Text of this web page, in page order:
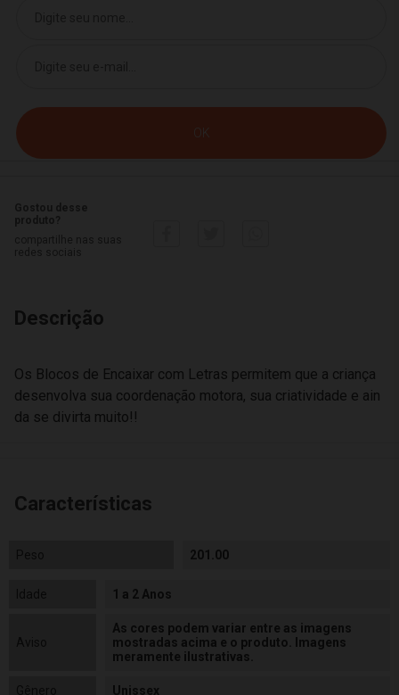
Descrição
Os Blocos de Encaixar com Letras permitem que a criança
desenvolva sua coordenação motora, sua criatividade e ain
da se divirta muito!!
Características
201.00
1 a 2 Anos
As cores podem variar entre as imagens
mostradas acima e o produto. Imagens
meramente ilustrativas.
Unissex